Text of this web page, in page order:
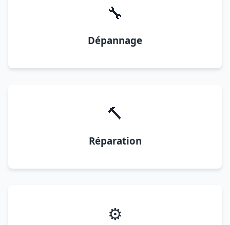
🔧
Dépannage
🔨
Réparation
⚙️